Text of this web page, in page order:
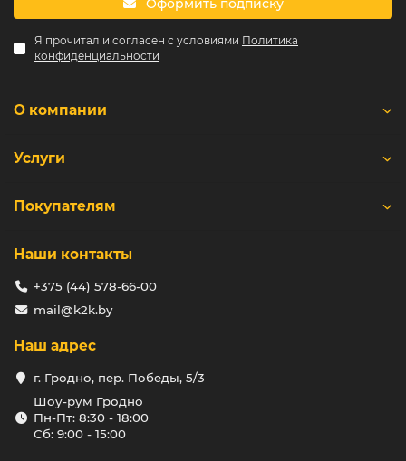
Оформить подписку
Я прочитал и согласен с условиями Политика
конфиденциальности
О компании
Услуги
Покупателям
Наши контакты
+375 (44) 578-66-00
mail@k2k.by
Наш адрес
г. Гродно, пер. Победы, 5/3
Шоу-рум Гродно
Пн-Пт: 8:30 - 18:00
Сб: 9:00 - 15:00